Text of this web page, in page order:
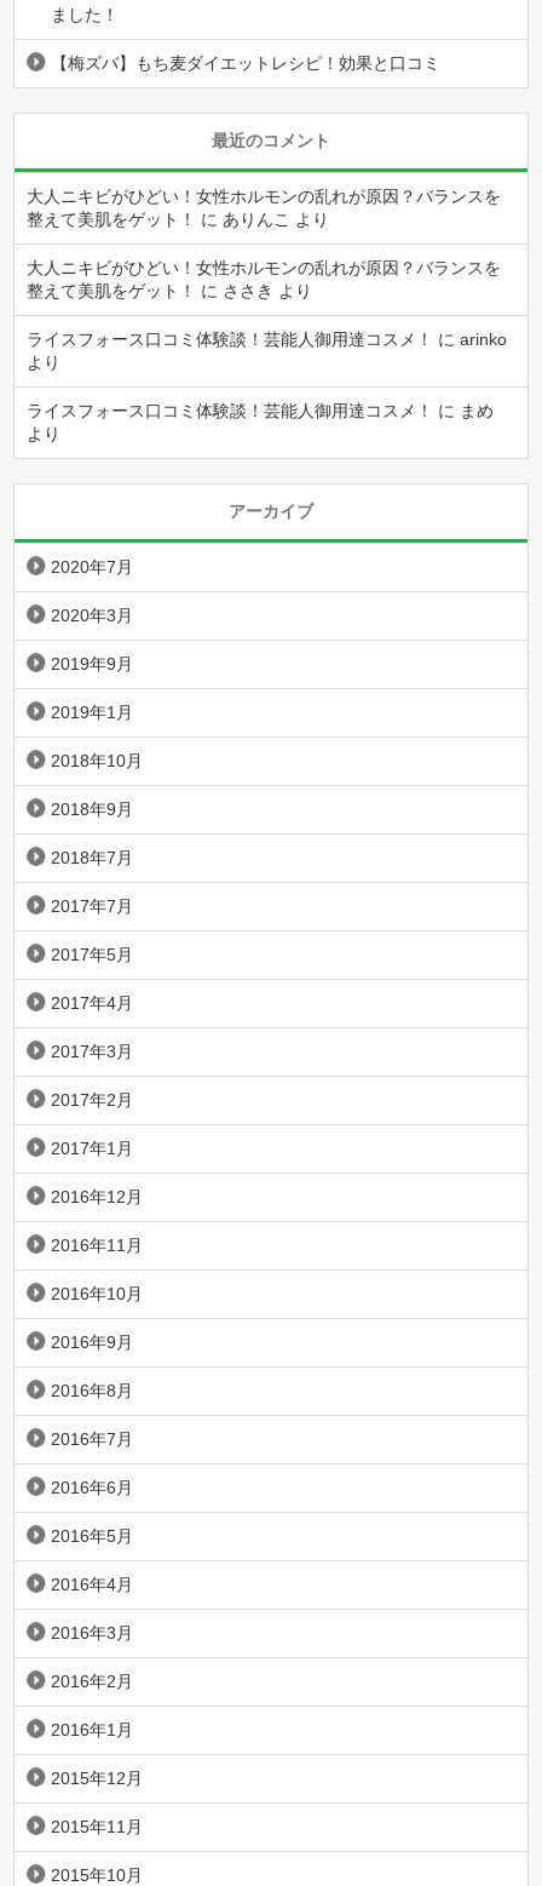
ました！
【梅ズバ】もち麦ダイエットレシピ！効果と口コミ
最近のコメント
大人ニキビがひどい！女性ホルモンの乱れが原因？バランスを
整えて美肌をゲット！
に ありんこ より
大人ニキビがひどい！女性ホルモンの乱れが原因？バランスを
整えて美肌をゲット！
に ささき より
ライスフォース口コミ体験談！芸能人御用達コスメ！ にarinko
より
ライスフォース口コミ体験談！芸能人御用達コスメ！ に まめ
より
アーカイブ
2020年7月
2020年3月
2019年9月
2019年1月
2018年10月
2018年9月
2018年7月
2017年7月
2017年5月
2017年4月
2017年3月
2017年2月
2017年1月
2016年12月
2016年11月
2016年10月
2016年9月
2016年8月
2016年7月
2016年6月
2016年5月
2016年4月
2016年3月
2016年2月
2016年1月
2015年12月
2015年11月
2015年10月